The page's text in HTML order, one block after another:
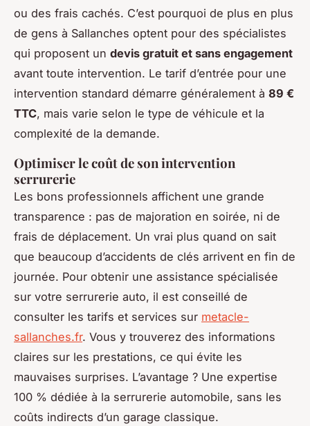
ou des frais cachés. C’est pourquoi de plus en plus
de gens à Sallanches optent pour des spécialistes
qui proposent un devis gratuit et sans engagement
avant toute intervention. Le tarif d’entrée pour une
intervention standard démarre généralement à 89 €
TTC, mais varie selon le type de véhicule et la
complexité de la demande.
Optimiser le coût de son intervention
serrurerie
Les bons professionnels affichent une grande
transparence : pas de majoration en soirée, ni de
frais de déplacement. Un vrai plus quand on sait
que beaucoup d’accidents de clés arrivent en fin de
journée. Pour obtenir une assistance spécialisée
sur votre serrurerie auto, il est conseillé de
consulter les tarifs et services sur metacle-
sallanches.fr. Vous y trouverez des informations
claires sur les prestations, ce qui évite les
mauvaises surprises. L’avantage ? Une expertise
100 % dédiée à la serrurerie automobile, sans les
coûts indirects d’un garage classique.